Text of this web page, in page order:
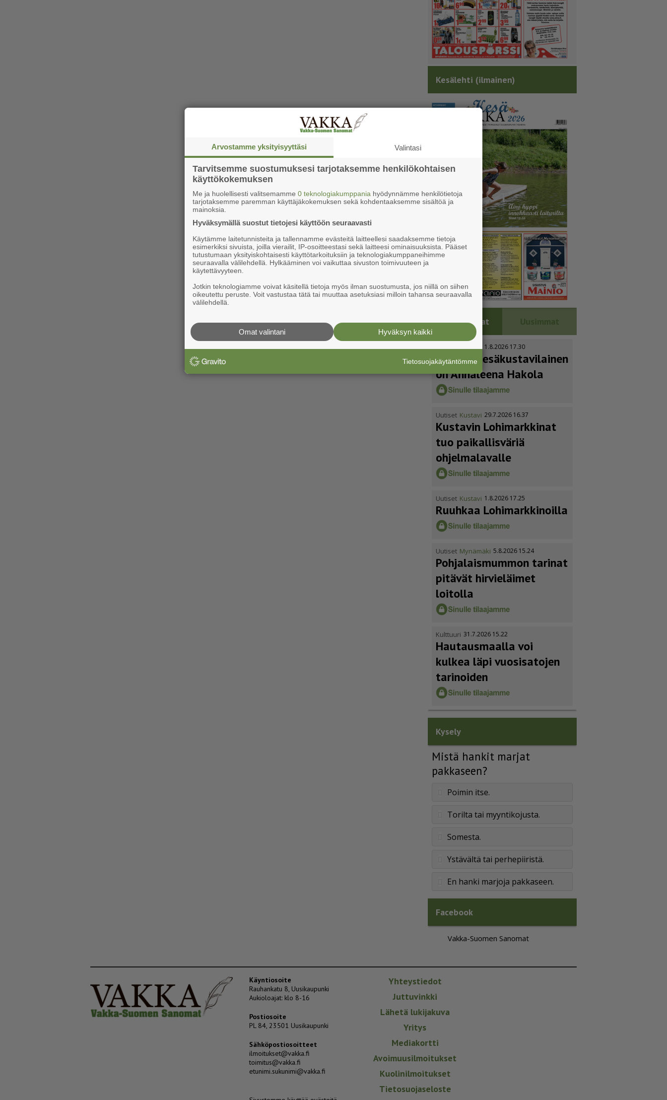
Kesälehti (ilmainen)
Luetuimmat Uusimmat
Uutiset Kustavi 1.8.2026 17.30
Vuoden kesäkus­ta­vi­lainen
on Annaleena Hakola
Uutiset Kustavi 29.7.2026 16.37
Kustavin Lohimarkkinat
tuo paikallisväriä
ohjelmalavalle
Uutiset Kustavi 1.8.2026 17.25
Ruuhkaa Lohimark­ki­noilla
Uutiset Mynämäki 5.8.2026 15.24
Pohja­lais­mummon tarinat
pitävät hirvieläimet
loitolla
Kulttuuri 31.7.2026 15.22
Hautausmaalla voi
kulkea läpi vuosisatojen
tarinoiden
Kysely
Mistä hankit marjat
pakkaseen?
Poimin itse.
Torilta tai myyntikojusta.
Somesta.
Ystävältä tai perhepiiristä.
En hanki marjoja pakkaseen.
Facebook
Vakka-Suomen Sanomat
Käyntiosoite
Rauhankatu 8, Uusikaupunki
Aukioloajat: klo 8-16
Postiosoite
PL 84, 23501 Uusikaupunki
Sähköpostiosoitteet
ilmoitukset@vakka.fi
toimitus@vakka.fi
etunimi.sukunimi@vakka.fi
Yhteystiedot
Juttuvinkki
Lähetä lukijakuva
Yritys
Mediakortti
Avoimuusilmoitukset
Kuolinilmoitukset
Tietosuojaseloste
Arvostamme yksityisyyttäsi Valintasi
Tarvitsemme suostumuksesi tarjotaksemme henkilökohtaisen
käyttökokemuksen
Me ja huolellisesti valitsemamme 0 teknologiakumppania hyödynnämme henkilötietoja
tarjotaksemme paremman käyttäjäkokemuksen sekä kohdentaaksemme sisältöä ja
mainoksia.
Hyväksymällä suostut tietojesi käyttöön seuraavasti
Käytämme laitetunnisteita ja tallennamme evästeitä laitteellesi saadaksemme tietoja
esimerkiksi sivuista, joilla vierailit, IP-osoitteestasi sekä laitteesi ominaisuuksista. Pääset
tutustumaan yksityiskohtaisesti käyttötarkoituksiin ja teknologiakumppaneihimme
seuraavalla välilehdellä. Hylkääminen voi vaikuttaa sivuston toimivuuteen ja
käytettävyyteen.
Jotkin teknologiamme voivat käsitellä tietoja myös ilman suostumusta, jos niillä on siihen
oikeutettu peruste. Voit vastustaa tätä tai muuttaa asetuksiasi milloin tahansa seuraavalla
välilehdellä.
Hyväksyn kaikki
Omat valintani
Tietosuojakäytäntömme